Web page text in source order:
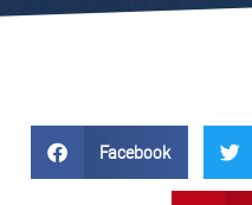
Facebook